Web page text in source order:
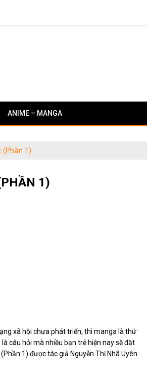
ANIME – MANGA
(Phần 1)
1)
xã hội chưa phát triển, thì manga là thứ
câu hỏi mà nhiều bạn trẻ hiện nay sẽ đặt
1) được tác giả Nguyễn Thị Nhã Uyên